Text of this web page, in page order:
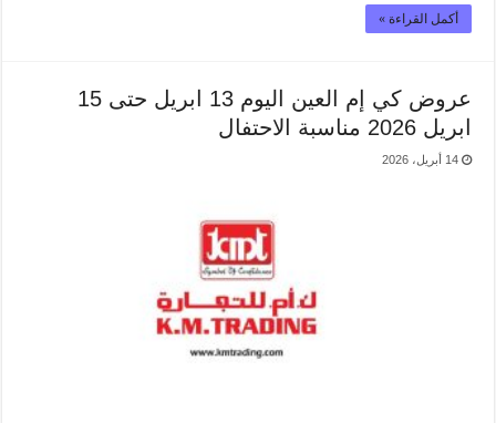
أكمل القراءة »
عروض كي إم العين اليوم 13 ابريل حتى 15
ابريل 2026 مناسبة الاحتفال
14 أبريل، 2026